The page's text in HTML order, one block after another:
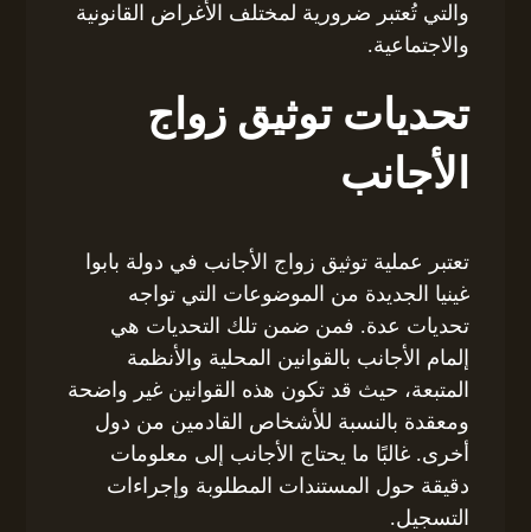
والتي تُعتبر ضرورية لمختلف الأغراض القانونية
والاجتماعية.
تحديات توثيق زواج
الأجانب
تعتبر عملية توثيق زواج الأجانب في دولة بابوا
غينيا الجديدة من الموضوعات التي تواجه
تحديات عدة. فمن ضمن تلك التحديات هي
إلمام الأجانب بالقوانين المحلية والأنظمة
المتبعة، حيث قد تكون هذه القوانين غير واضحة
ومعقدة بالنسبة للأشخاص القادمين من دول
أخرى. غالبًا ما يحتاج الأجانب إلى معلومات
دقيقة حول المستندات المطلوبة وإجراءات
التسجيل.